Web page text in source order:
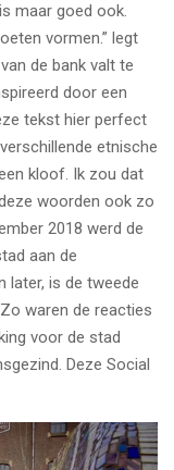
maar goed ook.
vormen.” legt
de bank valt te
door een
tekst hier perfect
etnische
kloof. Ik zou dat
woorden ook zo
2018 werd de
aan de
later, is de tweede
waren de reacties
voor de stad
Deze Social